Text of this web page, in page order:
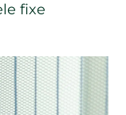
fixe